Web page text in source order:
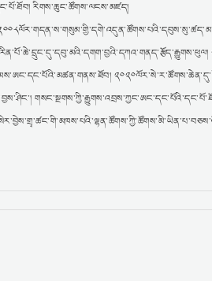
རིགས་ཆུང་ཚོགས་ལངས་མཛད།